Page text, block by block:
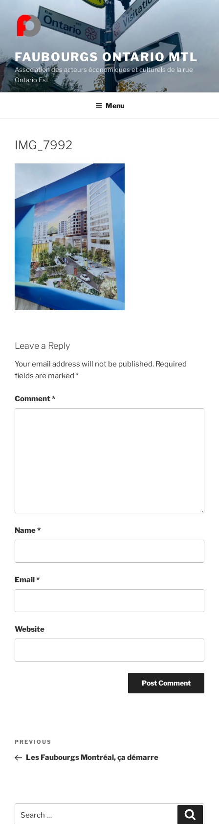
content
FAUBOURGS ONTARIO MTL
Association des acteurs économiques et culturels de la rue
Ontario Est
Menu
IMG_7992
Leave a Reply
Your email address will not be published. Required
fields are marked *
Comment*
Name*
Email*
Website
Previous
Post
PREVIOUS
Les Faubourgs Montréal, ça démarre